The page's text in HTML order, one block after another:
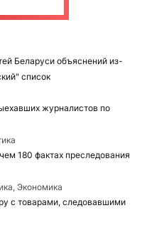
Беларуси объяснений из-
список
журналистов по
180 фактах преследования
Экономика
с товарами, следовавшими